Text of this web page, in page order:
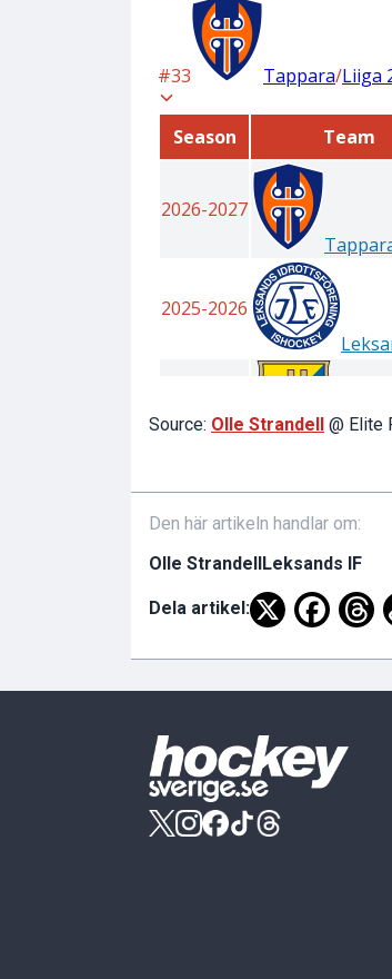
Source: Olle Strandell @ Elite
Den här artikeln handlar om:
Olle Strandell
Leksands IF
Dela artikel: